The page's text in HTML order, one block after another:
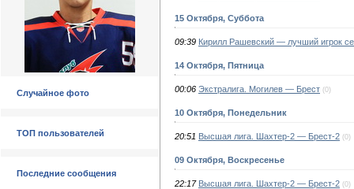
Случайное фото
ТОП пользователей
Последние сообщения
15 Октября, Суббота
09:39 Кирилл Рашевский — лучший игрок
14 Октября, Пятница
00:06 Экстралига. Могилев — Брест (0)
10 Октября, Понедельник
20:51 Высшая лига. Шахтер-2 — Брест-2 (0)
09 Октября, Воскресенье
22:17 Высшая лига. Шахтер-2 — Брест-2 (0)